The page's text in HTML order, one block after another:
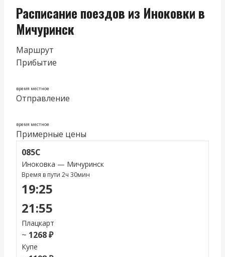
Расписание поездов из Иноковки в
Мичуринск
Маршрут
Прибытие
время местное
Отправление
время местное
Примерные цены
085С
Иноковка — Мичуринск
Время в пути 2ч 30мин
19:25
21:55
Плацкарт
~ 1268 ₽
Купе